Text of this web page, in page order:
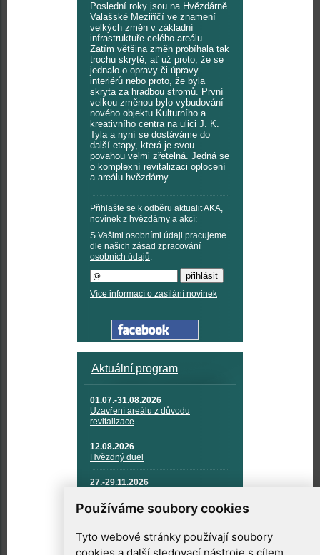
Používáme soubory cookies
Tyto webové stránky používají soubory
Poslední roky jsou na Hvězdárně
Valašské Meziříčí ve znamení
velkých změn v základní
infrastruktuře celého areálu.
Zatím většina změn probíhala tak
trochu skrytě, ať už proto, že se
jednalo o opravy či úpravy
interiérů nebo proto, že byla
skryta za hradbou stromů. První
velkou změnou bylo vybudování
nového objektu Kulturního a
kreativního centra na ulici J. K.
Tyla a nyní se dostáváme do
další etapy, která je svou
povahou velmi zřetelná. Jedná se
o komplexní revitalizaci oplocení
a areálu hvězdárny.
Přihlašte se k odběru aktualit AKA,
novinek z hvězdárny a akcí:
S Vašimi osobními údaji pracujeme
dle našich zásad zpracování
osobních údajů.
Více informací o zasílání novinek
Aktuální program
01.07.-31.08.2026
Uzavření areálu z důvodu
revitalizace
12.08.2026
Hvězdný duel
27.-29.11.2026
TECHNIKA A KOSMICKÉ
TECHNOLOGIE